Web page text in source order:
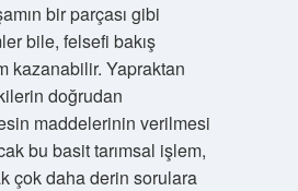
bir parçası gibi
bile, felsefi bakış
kazanabilir. Yapraktan
doğrudan
maddelerinin verilmesi
bu basit tarımsal işlem,
çok daha derin sorulara